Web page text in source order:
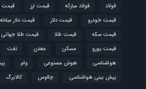
فولاد
فولاد مبارکه قیمت ارز
قیمت
قیمت خودرو
قیمت دلار
قیمت دلار
قیمت سکه
قیمت طلا قیمت طلا جهانی
قیمت یورو
مسکن معدن نفت
هواشناسی
هوش مصنوعی وام
پیش بینی هواشناسی
چالوس کالابرگ